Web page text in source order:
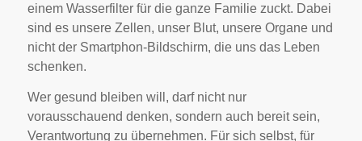
einem Wasserfilter für die ganze Familie zuckt. Dabei
sind es unsere Zellen, unser Blut, unsere Organe und
nicht der Smartphon-Bildschirm, die uns das Leben
schenken.
Wer gesund bleiben will, darf nicht nur
vorausschauend denken, sondern auch bereit sein,
Verantwortung zu übernehmen. Für sich selbst, für